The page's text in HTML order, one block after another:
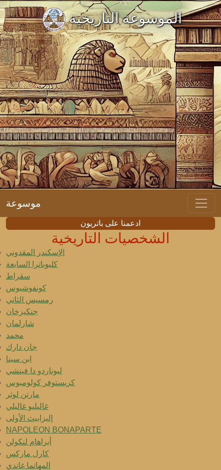
الموسوعة التاريخية
موسوعة
ادعمنا على باتريون
الشخصيات التاريخية
الإسكندر المقدوني
كليوباترا السابعة
سقراط
كونفوشيوس
رمسيس الثاني
جنكيزخان
شارلمان
محمد
جان دارك
ابن سينا
ليوناردو دا فينشي
كريستوفر كولومبوس
مارتن لوثر
غاليليو غاليلي
إليزابيث الأولى
NAPOLEON BONAPARTE
أبراهام لنكولن
كارل ماركس
المهاتما غاندي